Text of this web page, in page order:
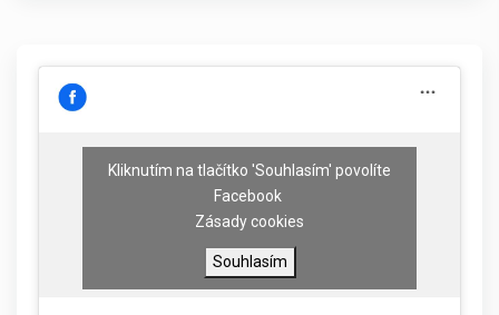
Kliknutím na tlačítko 'Souhlasím' povolíte
Facebook
Zásady cookies
Souhlasím